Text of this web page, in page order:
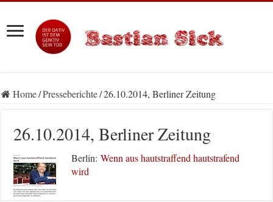
Home/Presseberichte/26.10.2014, Berliner Zeitung
26.10.2014, Berliner Zeitung
Berlin:Wenn aus hautstraffend hautstrafend
wird